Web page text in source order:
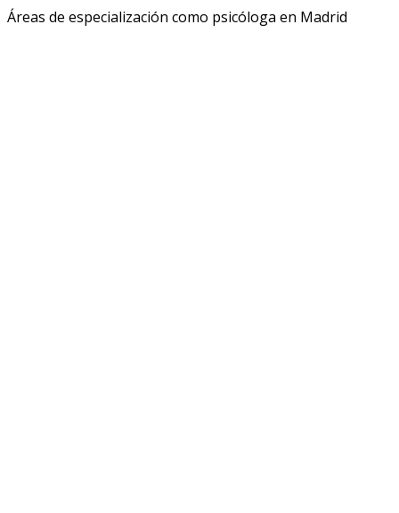
Áreas de especialización como psicóloga en Madrid